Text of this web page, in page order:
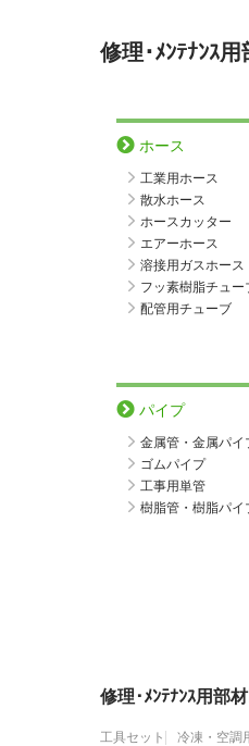
修理･ﾒﾝﾃﾅﾝｽ用
ホース
工業用ホース
散水ホース
ホースカッター
エアーホース
溶接用ガスホース
フッ素樹脂チュー
配管用チューブ
パイプ
金属管・金属パイ
ゴムパイプ
工事用単管
樹脂管・樹脂パイ
修理･ﾒﾝﾃﾅﾝｽ用部
工具セット 冷凍・空調